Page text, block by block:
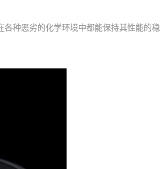
种恶劣的化学环境中都能保持其性能的稳